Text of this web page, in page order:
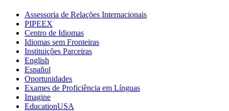
Assessoria de Relações Internacionais
PIPEEX
Centro de Idiomas
Idiomas sem Fronteiras
Instituições Parceiras
English
Español
Oportunidades
Exames de Proficiência em Línguas
Imagine
EducationUSA